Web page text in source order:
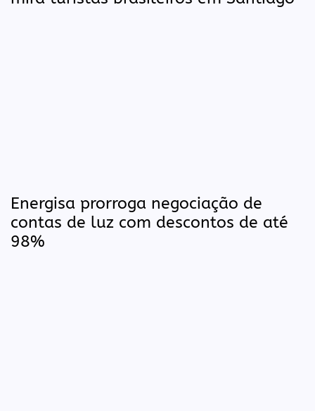
Energisa prorroga negociação de
contas de luz com descontos de até
98%